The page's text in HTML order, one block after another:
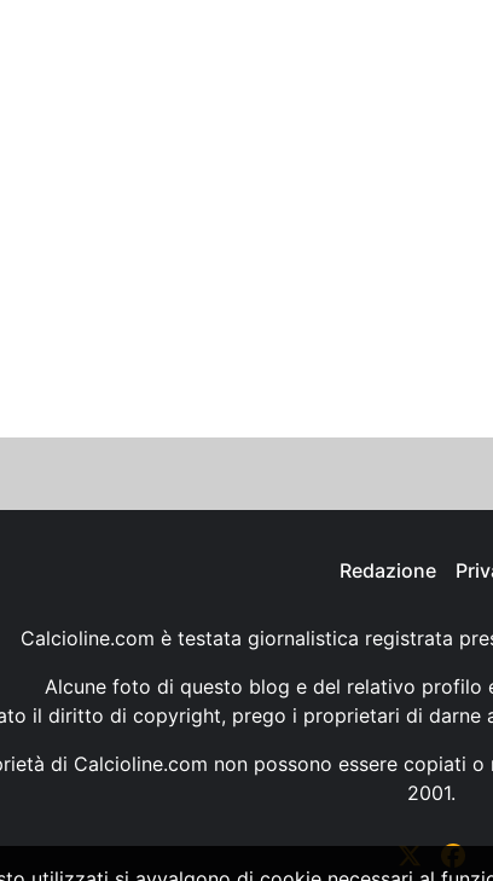
Redazione
Calcioline.com è testata giornalistica registrata
Alcune foto di questo blog e del relativo profilo
il diritto di copyright, prego i proprietari di darne
di Calcioline.com non possono essere copiati
2001.